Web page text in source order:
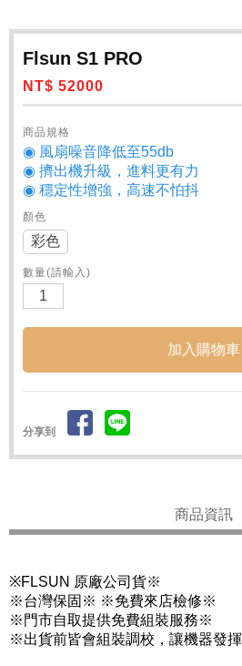
Flsun S1 PRO
NT$ 52000
商品規格
◉ 風扇噪音降低至55db
◉ 擠出機升級，進料更有力
◉ 穩定性增強，高速不怕抖
顏色
彩色
數量(請輸入)
分享到
商品資訊
※FLSUN 原廠公司貨※
※台灣保固※ ※免費來店檢修※
※門市自取提供免費組裝服務※
※出貨前皆會組裝調校，讓機器發